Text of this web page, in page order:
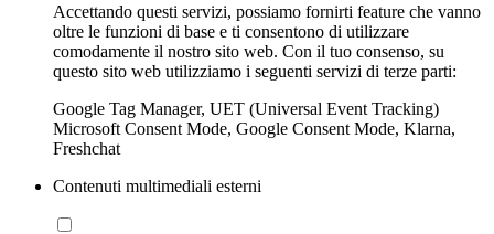
Accettando questi servizi, possiamo fornirti feature che vanno
oltre le funzioni di base e ti consentono di utilizzare
comodamente il nostro sito web. Con il tuo consenso, su
questo sito web utilizziamo i seguenti servizi di terze parti:
Google Tag Manager, UET (Universal Event Tracking)
Microsoft Consent Mode, Google Consent Mode, Klarna,
Freshchat
Contenuti multimediali esterni